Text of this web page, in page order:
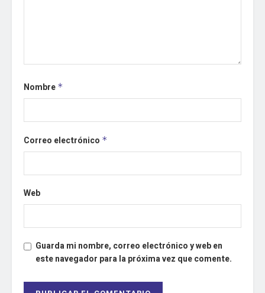
Nombre *
Correo electrónico *
Web
Guarda mi nombre, correo electrónico y web en
este navegador para la próxima vez que comente.